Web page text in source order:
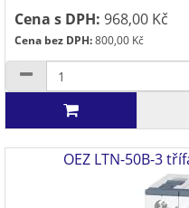
Cena s DPH: 968,00 Kč
Cena bez DPH:800,00 Kč
OEZ LTN-50B-3